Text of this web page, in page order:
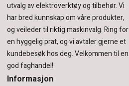
utvalg av elektroverktøy og tilbehør.Vi
har bred kunnskap om våre produkter,
og veileder til riktig maskinvalg. Ring for
en hyggelig prat, og vi avtaler gjerne et
kundebesøk hos deg.Velkommen til en
god faghandel!
Informasjon